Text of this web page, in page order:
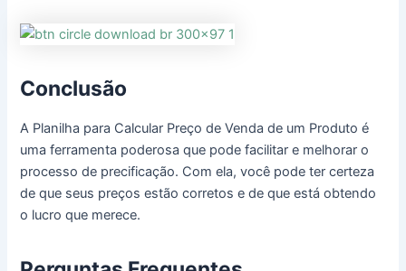
Conclusão
A Planilha para Calcular Preço de Venda de um Produto é
uma ferramenta poderosa que pode facilitar e melhorar o
processo de precificação. Com ela, você pode ter certeza
de que seus preços estão corretos e de que está obtendo
o lucro que merece.